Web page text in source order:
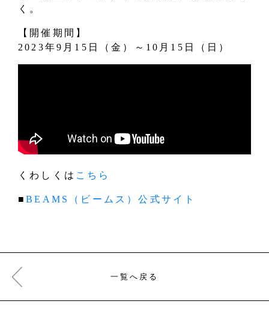
く。
【開催期間】
2023年9月15日（金）～10月15日（日）
くわしくは こちら
■BEAMS（ビームス）公式サイト
一覧へ戻る